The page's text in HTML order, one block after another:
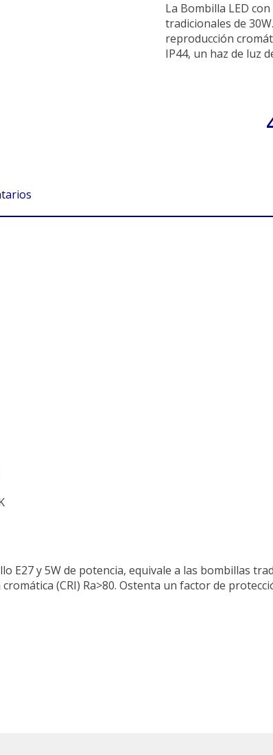
La Bombilla LED
tradicionales de
reproducción
IP44, un haz de luz
E27 y 5W de potencia, equivale a las bombillas
(CRI) Ra>80. Ostenta un factor de